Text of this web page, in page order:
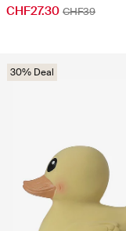
CHF27.30 CHF39
30% Deal